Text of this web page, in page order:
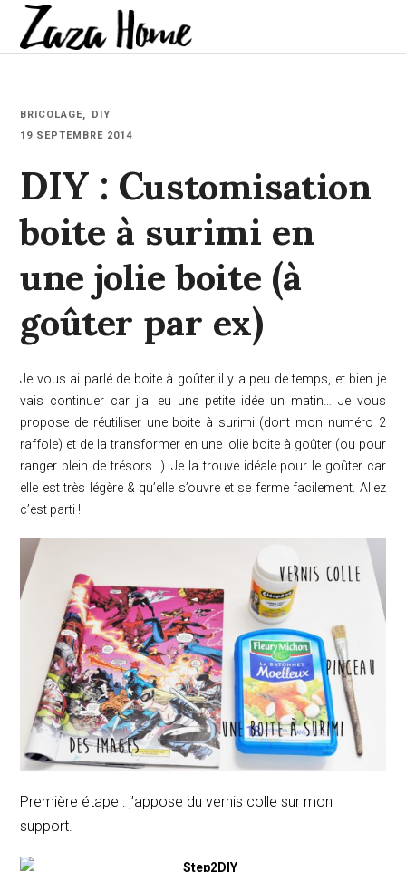
BRICOLAGE
DIY
19 SEPTEMBRE 2014
DIY : Customisation
boite à surimi en
une jolie boite (à
goûter par ex)
Je vous ai parlé de boite à goûter il y a peu de temps, et bien je
vais continuer car j’ai eu une petite idée un matin… Je vous
propose de réutiliser une boite à surimi (dont mon numéro 2
raffole) et de la transformer en une jolie boite à goûter (ou pour
ranger plein de trésors…). Je la trouve idéale pour le goûter car
elle est très légère & qu’elle s’ouvre et se ferme facilement. Allez
c’est parti !
Première étape : j’appose du vernis colle sur mon
support.